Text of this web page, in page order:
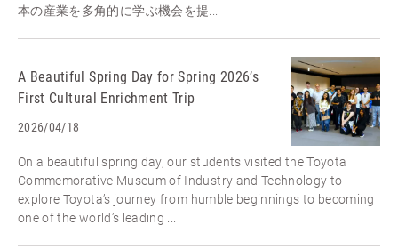
本の産業を多角的に学ぶ機会を提...
A Beautiful Spring Day for Spring 2026’s
First Cultural Enrichment Trip
2026/04/18
On a beautiful spring day, our students visited the Toyota
Commemorative Museum of Industry and Technology to
explore Toyota’s journey from humble beginnings to becoming
one of the world’s leading ...